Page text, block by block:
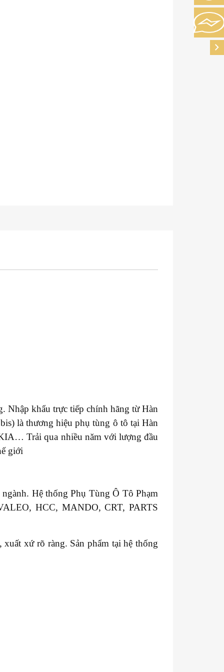
Nhập khẩu trực tiếp chính hãng từ Hàn
là thương hiệu phụ tùng ô tô tại Hàn
Trải qua nhiều năm với lượng đầu
giới
Hệ thống Phụ Tùng Ô Tô Phạm
HCC, MANDO, CRT, PARTS
xứ rõ ràng. Sản phẩm tại hệ thống